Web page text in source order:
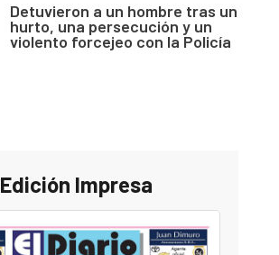
Detuvieron a un hombre tras un
hurto, una persecución y un
violento forcejeo con la Policía
Edición Impresa